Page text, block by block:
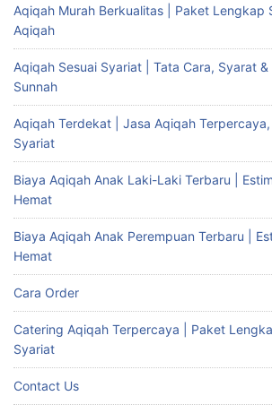
Aqiqah Murah Berkualitas | Paket Lengkap
Aqiqah
Aqiqah Sesuai Syariat | Tata Cara, Syarat
Sunnah
Aqiqah Terdekat | Jasa Aqiqah
Syariat
Biaya Aqiqah Anak Laki-Laki Terbaru |
Hemat
Biaya Aqiqah Anak Perempuan Terbaru |
Hemat
Cara Order
Catering Aqiqah Terpercaya | Paket
Syariat
Contact Us